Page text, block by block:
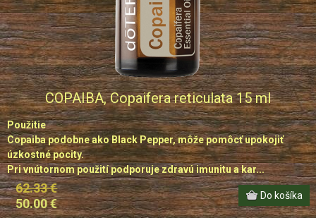
COPAIBA, Copaifera reticulata 15 ml
Použitie
Copaiba podobne ako Black Pepper, môže pomôcť upokojiť
úzkostné pocity.
Pri vnútornom použití podporuje zdravú imunitu a kar...
62.33 €
50.00 €